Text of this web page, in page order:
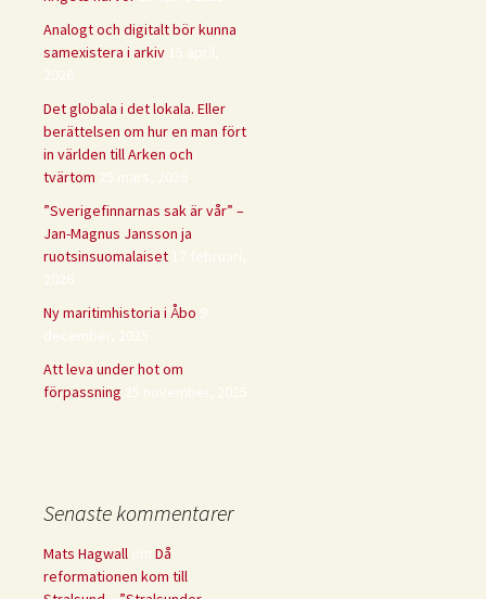
Analogt och digitalt bör kunna
samexistera i arkiv 15 april,
2026
Det globala i det lokala. Eller
berättelsen om hur en man fört
in världen till Arken och
tvärtom
25 mars, 2026
”Sverigefinnarnas sak är vår” –
Jan-Magnus Jansson ja
ruotsinsuomalaiset 17 februari,
2026
Ny maritimhistoria i Åbo 9
december, 2025
Att leva under hot om
förpassning
25 november, 2025
Senaste kommentarer
Mats Hagwall om Då
reformationen kom till